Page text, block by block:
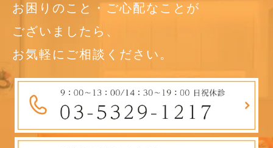
お困りのこと・ご心配なことが
ございましたら、
お気軽にご相談ください。